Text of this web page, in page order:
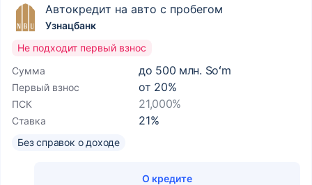
Автокредит на авто с пробегом
Узнацбанк
Сумма до 500 млн. Soʻm
Первый взнос от 20%
ПСК 21,000%
Ставка 21%
Не подходит первый взнос
Без справок о доходе
О кредите